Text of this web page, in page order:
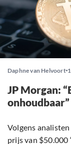
Daphne van Helvoort
JP Morgan:
onhoudbaar”
Volgens
prijs van $50.000